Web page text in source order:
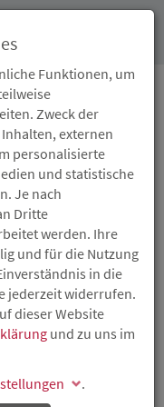
Euro
Funktionen, um
Zweck der
externen
personalisierte
und statistische
Je nach
Dritte
werden. Ihre
und für die Nutzung
in die
jederzeit widerrufen.
dieser Website
und zu uns im
.